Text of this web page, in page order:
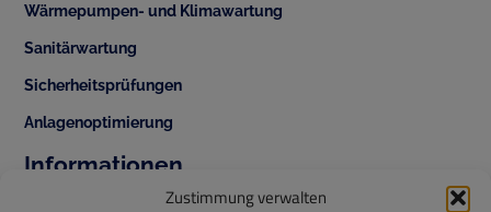
Zustimmung verwalten
Wärmepumpen- und Klimawartung
Sanitärwartung
Sicherheitsprüfungen
Anlagenoptimierung
Informationen
+43 1 343 42 70